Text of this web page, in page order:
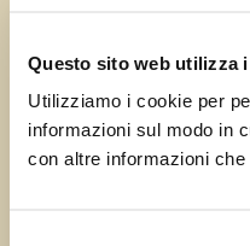
Questo sito web utilizza
Utilizziamo i cookie per
informazioni sul modo in
con altre informazioni